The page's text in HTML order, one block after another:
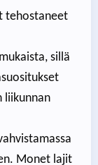
tehostaneet
sillä
liikunnan
Monet lajit